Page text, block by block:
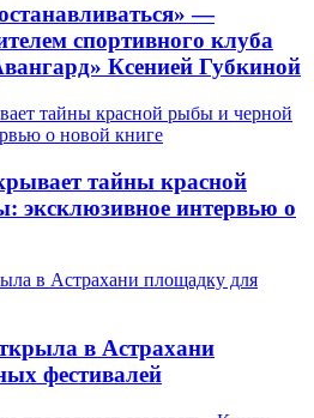
—
спортивного клуба
Ксенией Губкиной
тайны красной
эксклюзивное интервью о
в Астрахани
фестивалей